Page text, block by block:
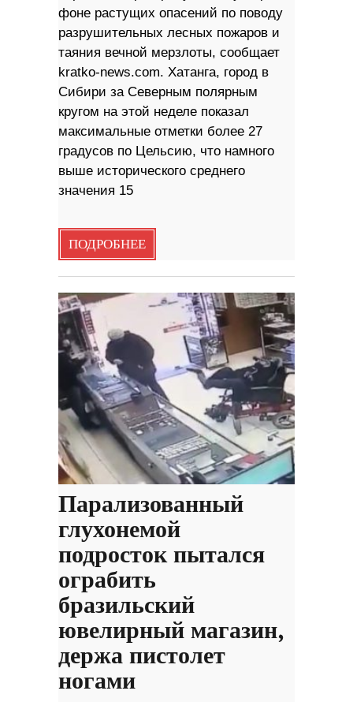
фоне растущих опасений по поводу
разрушительных лесных пожаров и
таяния вечной мерзлоты, сообщает
kratko-news.com. Хатанга, город в
Сибири за Северным полярным
кругом на этой неделе показал
максимальные отметки более 27
градусов по Цельсию, что намного
выше исторического среднего
значения 15
ПОДРОБНЕЕ
Парализованный
глухонемой
подросток пытался
ограбить
бразильский
ювелирный магазин,
держа пистолет
ногами